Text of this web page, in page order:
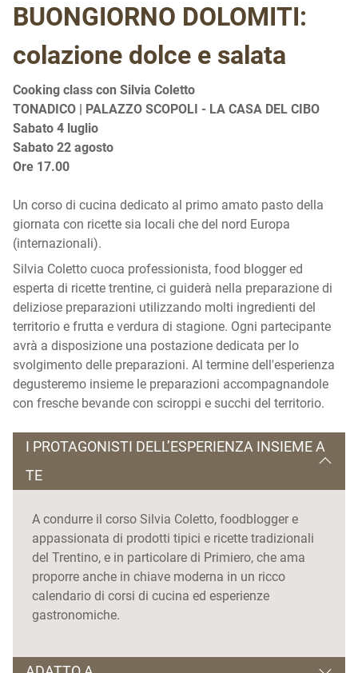
BUONGIORNO DOLOMITI:
colazione dolce e salata
Cooking class con Silvia Coletto
TONADICO | PALAZZO SCOPOLI - LA CASA DEL CIBO
Sabato 4 luglio
Sabato 22 agosto
Ore 17.00
Un corso di cucina dedicato al primo amato pasto della
giornata con ricette sia locali che del nord Europa
(internazionali).
Silvia Coletto cuoca professionista, food blogger ed
esperta di ricette trentine, ci guiderà nella preparazione di
deliziose preparazioni utilizzando molti ingredienti del
territorio e frutta e verdura di stagione. Ogni partecipante
avrà a disposizione una postazione dedicata per lo
svolgimento delle preparazioni. Al termine dell'esperienza
degusteremo insieme le preparazioni accompagnandole
con fresche bevande con sciroppi e succhi del territorio.
I PROTAGONISTI DELL’ESPERIENZA INSIEME A
TE
A condurre il corso Silvia Coletto, foodblogger e
appassionata di prodotti tipici e ricette tradizionali
del Trentino, e in particolare di Primiero, che ama
proporre anche in chiave moderna in un ricco
calendario di corsi di cucina ed esperienze
gastronomiche.